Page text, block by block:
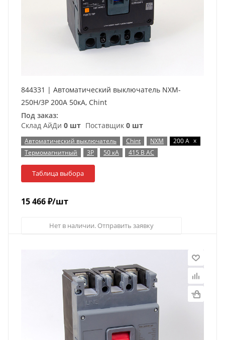
844331 | Автоматический выключатель NXM-
250H/3P 200А 50кА, Chint
Под заказ:
Склад АйДи 0 шт Поставщик 0 шт
Автоматический выключатель Chint NXM 200 А x
Термомагнитный
3P 50 кА 415 В AC
Таблица выбора
15 466₽/шт
Нет в наличии. Отправить заявку